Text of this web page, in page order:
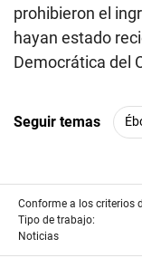
prohibieron el
hayan estado
Democrática del
Seguir temas
Conforme a los criterios
Tipo de trabajo:
Noticias